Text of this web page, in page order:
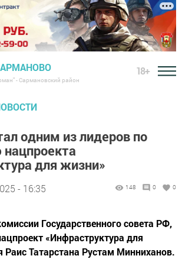
- Сармановский район
18+
одним из лидеров по
для жизни»
- 16:35 148 0 0
Государственного совета РФ,
«Инфраструктура для
Раис Татарстана Рустам Минниханов.